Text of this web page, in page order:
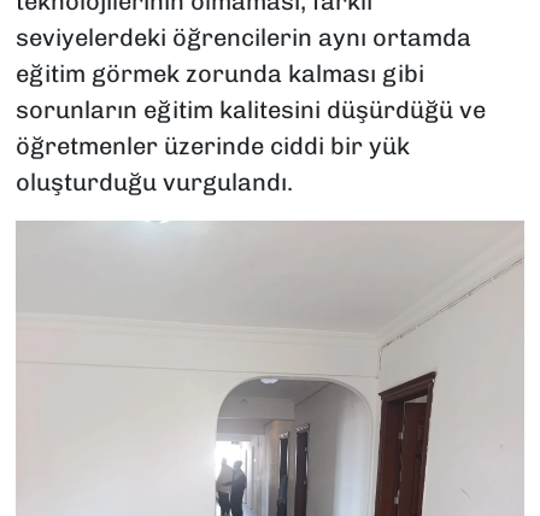
seviyelerdeki öğrencilerin aynı ortamda
eğitim görmek zorunda kalması gibi
sorunların eğitim kalitesini düşürdüğü ve
öğretmenler üzerinde ciddi bir yük
oluşturduğu vurgulandı.